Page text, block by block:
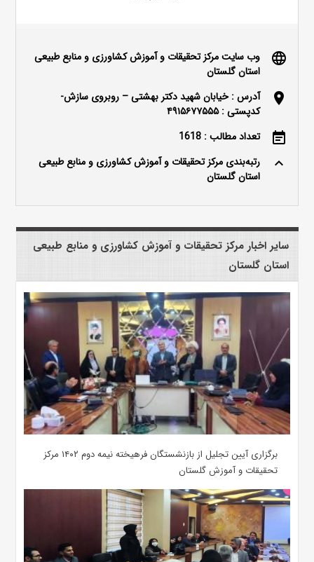
language
وب سایت مرکز تحقیقات و آموزش کشاورزی و منابع طبیعی
استان گلستان
location_on
آدرس : خیابان شهید دکتر بهشتی – روبروی سازش-
کدپستی : ۴۹۱۵۶۷۷۵۵۵
event_note تعداد مطالب : 1618
keyboard_arrow_up
رتبه‌بندی مرکز تحقیقات و آموزش کشاورزی و منابع طبیعی
استان گلستان
سایر اخبار مرکز تحقیقات و آموزش کشاورزی و منابع طبیعی
استان گلستان
برگزاری آیین تجلیل از بازنشستگان فرهیخته نیمه دوم ۱۴۰۲ مرکز
تحقیقات و آموزش گلستان